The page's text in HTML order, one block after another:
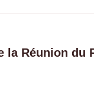
la Réunion du